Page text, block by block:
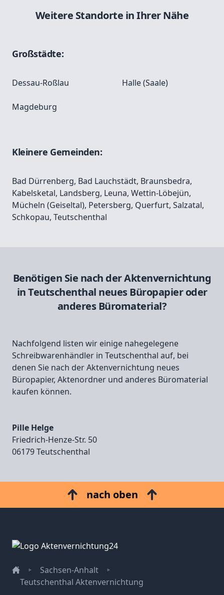
Weitere Standorte in Ihrer Nähe
Großstädte:
Dessau-Roßlau Halle (Saale)
Magdeburg
Kleinere Gemeinden:
Bad Dürrenberg, Bad Lauchstädt, Braunsbedra,
Kabelsketal, Landsberg, Leuna, Wettin-Löbejün,
Mücheln (Geiseltal), Petersberg, Querfurt, Salzatal,
Schkopau, Teutschenthal
Benötigen Sie nach der Aktenvernichtung
in Teutschenthal neues Büropapier oder
anderes Büromaterial?
Nachfolgend listen wir einige nahegelegene
Schreibwarenhändler in Teutschenthal auf, bei
denen Sie nach der Aktenvernichtung neues
Büropapier, Aktenordner und anderes Büromaterial
kaufen können.
Pille Helge
Friedrich‑Henze‑Str. 50
06179 Teutschenthal
nach oben
Sachsen-Anhalt
Teutschenthal Aktenvernichtung